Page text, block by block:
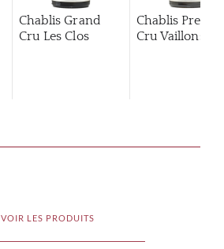
Chablis Grand
Cru Les Clos
Chablis
Cru Vaillons
VOIR LES PRODUITS